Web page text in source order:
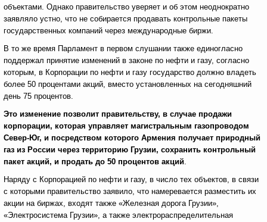
объектами. Однако правительство уверяет и об этом неоднократно
заявляло устно, что не собирается продавать контрольные пакеты
государственных компаний через международные биржи.
В то же время Парламент в первом слушании также единогласно
поддержал принятие изменений в законе по нефти и газу, согласно
которым, в Корпорации по нефти и газу государство должно владеть
более 50 процентами акций, вместо установленных на сегодняшний
день 75 процентов.
Это изменение позволит правительству, в случае продажи
корпорации, которая управляет магистральным газопроводом
Север-Юг, и посредством которого Армения получает природный
газ из России через территорию Грузии, сохранить контрольный
пакет акций, и продать до 50 процентов акций.
Наряду с Корпорацией по нефти и газу, в число тех объектов, в связи
с которыми правительство заявило, что намеревается разместить их
акции на биржах, входят также «Железная дорога Грузии»,
«Электросистема Грузии», а также электрораспределительная